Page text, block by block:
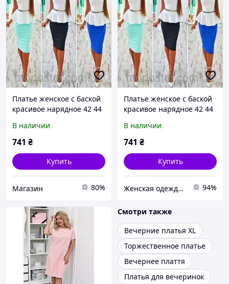
Платье женское с баской
красивое нарядное 42 44
В наличии
741 ₴
Купить
Магазин 80%
Платье женское с баской
красивое нарядное 42 44
В наличии
741 ₴
Купить
Женская одежда, платья, пляжные туники 94%
Смотри также
Вечерние платья XL
Торжественное платье
Вечернее плаття
Платья для вечеринок